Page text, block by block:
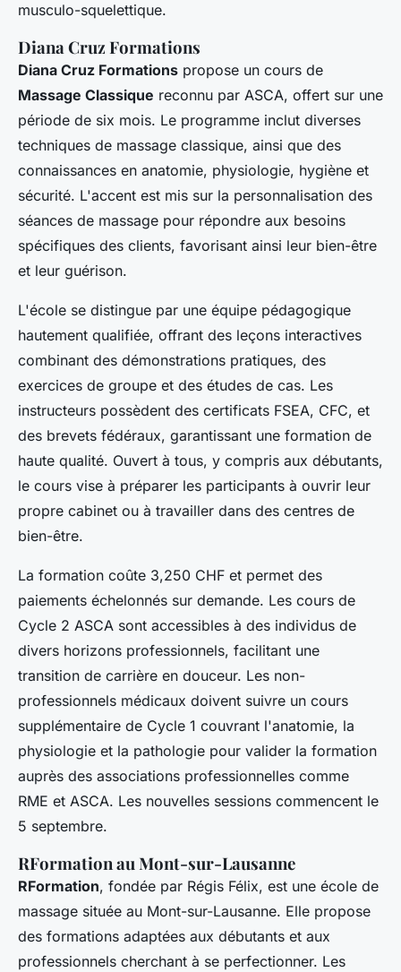
musculo-squelettique.
Diana Cruz Formations
Diana Cruz Formations propose un cours de
Massage Classique reconnu par ASCA, offert sur une
période de six mois. Le programme inclut diverses
techniques de massage classique, ainsi que des
connaissances en anatomie, physiologie, hygiène et
sécurité. L'accent est mis sur la personnalisation des
séances de massage pour répondre aux besoins
spécifiques des clients, favorisant ainsi leur bien-être
et leur guérison.
L'école se distingue par une équipe pédagogique
hautement qualifiée, offrant des leçons interactives
combinant des démonstrations pratiques, des
exercices de groupe et des études de cas. Les
instructeurs possèdent des certificats FSEA, CFC, et
des brevets fédéraux, garantissant une formation de
haute qualité. Ouvert à tous, y compris aux débutants,
le cours vise à préparer les participants à ouvrir leur
propre cabinet ou à travailler dans des centres de
bien-être.
La formation coûte 3,250 CHF et permet des
paiements échelonnés sur demande. Les cours de
Cycle 2 ASCA sont accessibles à des individus de
divers horizons professionnels, facilitant une
transition de carrière en douceur. Les non-
professionnels médicaux doivent suivre un cours
supplémentaire de Cycle 1 couvrant l'anatomie, la
physiologie et la pathologie pour valider la formation
auprès des associations professionnelles comme
RME et ASCA. Les nouvelles sessions commencent le
5 septembre.
RFormation au Mont-sur-Lausanne
RFormation, fondée par Régis Félix, est une école de
massage située au Mont-sur-Lausanne. Elle propose
des formations adaptées aux débutants et aux
professionnels cherchant à se perfectionner. Les